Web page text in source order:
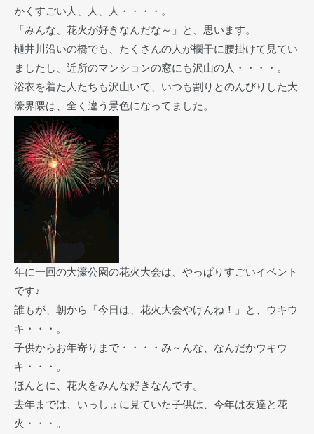
かくすごい人、人、人・・・・。
「みんな、花火が好きなんだな～」と、思います。
樋井川沿いの橋でも、たくさんの人が欄干に腰掛けて見てい
ましたし、近所のマンションの窓にも沢山の人・・・・。
浴衣を着た人たちも沢山いて、いつも割りとのんびりした大
濠界隈は、全く違う景色になってました。
年に一回の大濠公園の花火大会は、やっぱりすごいイベント
です♪
誰もが、朝から「今日は、花火大会やけんね！」と、ウキウ
キ・・・。
子供からお年寄りまで・・・・み～んな、なんだかウキウ
キ・・・。
ほんとに、花火をみんな好きなんです。
去年までは、いっしょに見ていた子供は、今年は友達と花
火・・・。